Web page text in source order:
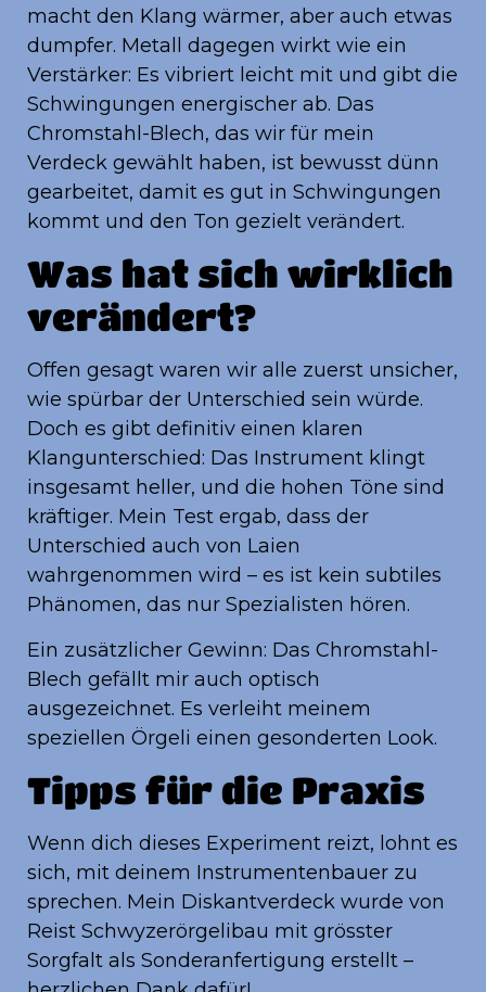
macht den Klang wärmer, aber auch etwas
dumpfer. Metall dagegen wirkt wie ein
Verstärker: Es vibriert leicht mit und gibt die
Schwingungen energischer ab. Das
Chromstahl-Blech, das wir für mein
Verdeck gewählt haben, ist bewusst dünn
gearbeitet, damit es gut in Schwingungen
kommt und den Ton gezielt verändert.
Was hat sich wirklich
verändert?
Offen gesagt waren wir alle zuerst unsicher,
wie spürbar der Unterschied sein würde.
Doch es gibt definitiv einen klaren
Klangunterschied: Das Instrument klingt
insgesamt heller, und die hohen Töne sind
kräftiger. Mein Test ergab, dass der
Unterschied auch von Laien
wahrgenommen wird – es ist kein subtiles
Phänomen, das nur Spezialisten hören.
Ein zusätzlicher Gewinn: Das Chromstahl-
Blech gefällt mir auch optisch
ausgezeichnet. Es verleiht meinem
speziellen Örgeli einen gesonderten Look.
Tipps für die Praxis
Wenn dich dieses Experiment reizt, lohnt es
sich, mit deinem Instrumentenbauer zu
sprechen. Mein Diskantverdeck wurde von
Reist Schwyzerörgelibau mit grösster
Sorgfalt als Sonderanfertigung erstellt –